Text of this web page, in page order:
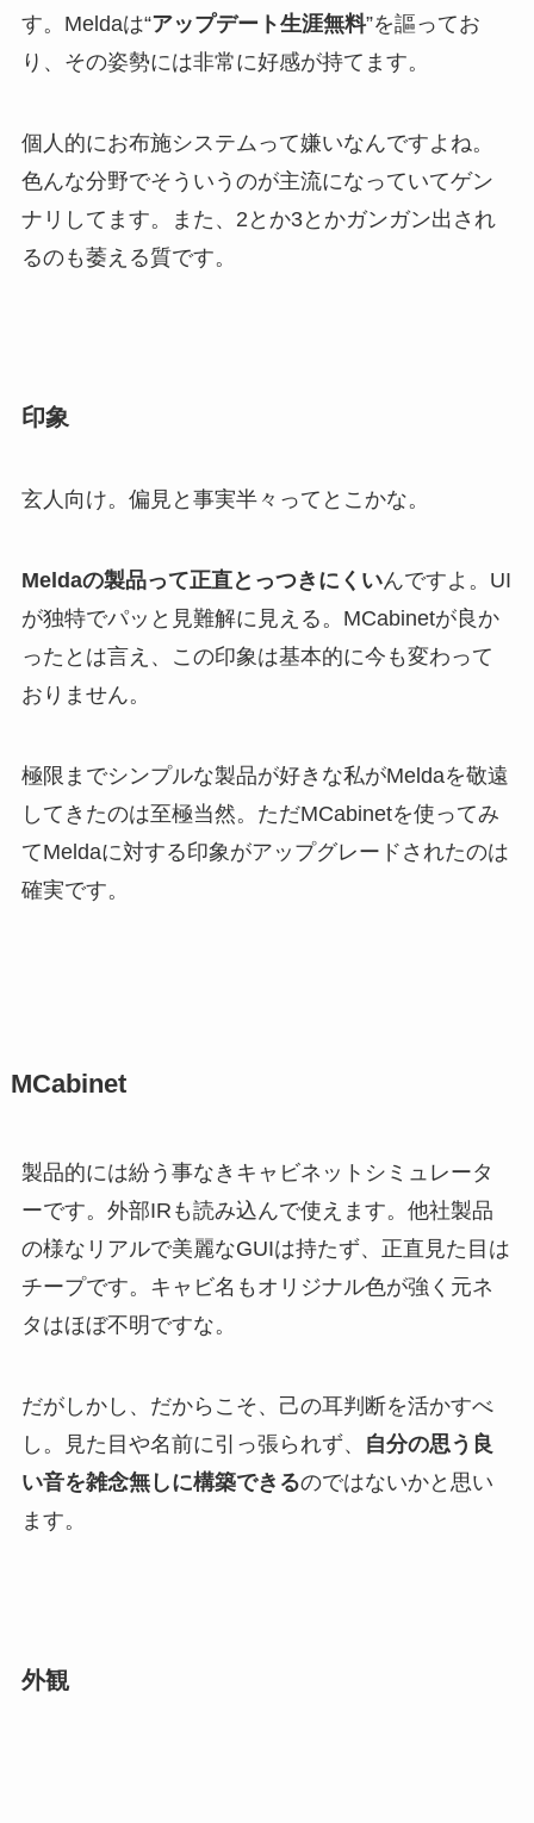
す。Meldaは“アップデート生涯無料”を謳ってお
り、その姿勢には非常に好感が持てます。
個人的にお布施システムって嫌いなんですよね。
色んな分野でそういうのが主流になっていてゲン
ナリしてます。また、2とか3とかガンガン出され
るのも萎える質です。
印象
玄人向け。偏見と事実半々ってとこかな。
Meldaの製品って正直とっつきにくいんですよ。UI
が独特でパッと見難解に見える。MCabinetが良か
ったとは言え、この印象は基本的に今も変わって
おりません。
極限までシンプルな製品が好きな私がMeldaを敬遠
してきたのは至極当然。ただMCabinetを使ってみ
てMeldaに対する印象がアップグレードされたのは
確実です。
MCabinet
製品的には紛う事なきキャビネットシミュレータ
ーです。外部IRも読み込んで使えます。他社製品
の様なリアルで美麗なGUIは持たず、正直見た目は
チープです。キャビ名もオリジナル色が強く元ネ
タはほぼ不明ですな。
だがしかし、だからこそ、己の耳判断を活かすべ
し。見た目や名前に引っ張られず、
自分の思う良
い音を雑念無しに構築できるのではないかと思い
ます。
外観